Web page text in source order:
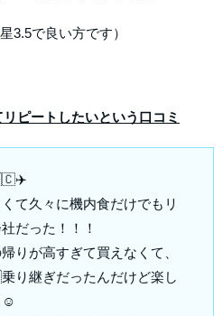
3.5で良い方です）
ピートしたいという口コミ
て久々に機内食だけでもリ
だった！！！
りが高すぎて買えなくて、
り継ぎだったんだけど楽し
☺️